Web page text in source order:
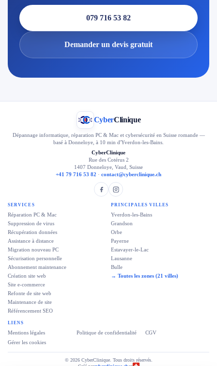
079 716 53 82
Demander un devis gratuit
CyberClinique
Dépannage informatique, réparation PC & Mac et cybersécurité en Suisse romande —
basé à Donneloye, à 10 min d'Yverdon-les-Bains.
CyberClinique
Rue des Cotérus 2
1407 Donneloye, Vaud, Suisse
+41 79 716 53 82 · contact@cyberclinique.ch
SERVICES
Réparation PC & Mac
Suppression de virus
Récupération données
Assistance à distance
Migration nouveau PC
Sécurisation personnelle
Abonnement maintenance
Création site web
Site e-commerce
Refonte de site web
Maintenance de site
Référencement SEO
PRINCIPALES VILLES
Yverdon-les-Bains
Grandson
Orbe
Payerne
Estavayer-le-Lac
Lausanne
Bulle
→ Toutes les zones (21 villes)
LIENS
Mentions légales Politique de confidentialité
CGV
Gérer les cookies
© 2026 CyberClinique. Tous droits réservés.